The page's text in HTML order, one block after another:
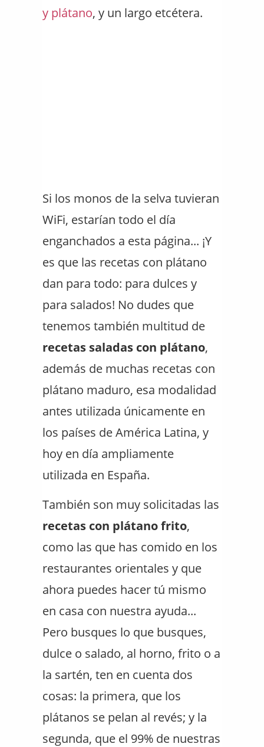
y plátano, y un largo etcétera.
Si los monos de la selva tuvieran
WiFi, estarían todo el día
enganchados a esta página... ¡Y
es que las recetas con plátano
dan para todo: para dulces y
para salados! No dudes que
tenemos también multitud de
recetas saladas con plátano,
además de muchas recetas con
plátano maduro, esa modalidad
antes utilizada únicamente en
los países de América Latina, y
hoy en día ampliamente
utilizada en España.
También son muy solicitadas las
recetas con plátano frito,
como las que has comido en los
restaurantes orientales y que
ahora puedes hacer tú mismo
en casa con nuestra ayuda...
Pero busques lo que busques,
dulce o salado, al horno, frito o a
la sartén, ten en cuenta dos
cosas: la primera, que los
plátanos se pelan al revés; y la
segunda, que el 99% de nuestras